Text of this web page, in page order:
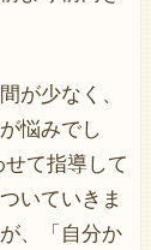
が少なく、
悩みでし
て指導して
いていきま
、「自分か